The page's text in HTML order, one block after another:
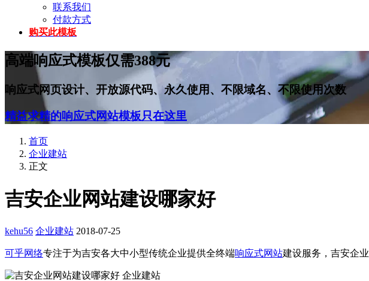
联系我们
付款方式
购买此模板
高端响应式模板仅需388元
响应式网页设计、开放源代码、永久使用、不限域名、不限使用次数
精益求精的响应式网站模板只在这里
首页
企业建站
正文
吉安企业网站建设哪家好
kehu56 企业建站 2018-07-25
可乎网络专注于为吉安各大中小型传统企业提供全终端响应式网站建设服务，吉安企业